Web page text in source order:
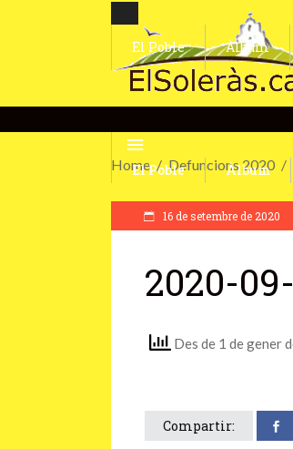
El Poble Àlbum
El Poble Àlbum
Home Defuncions 2020
16 de setembre de 2020
2020-
Des de 1 de gener
Compartir: